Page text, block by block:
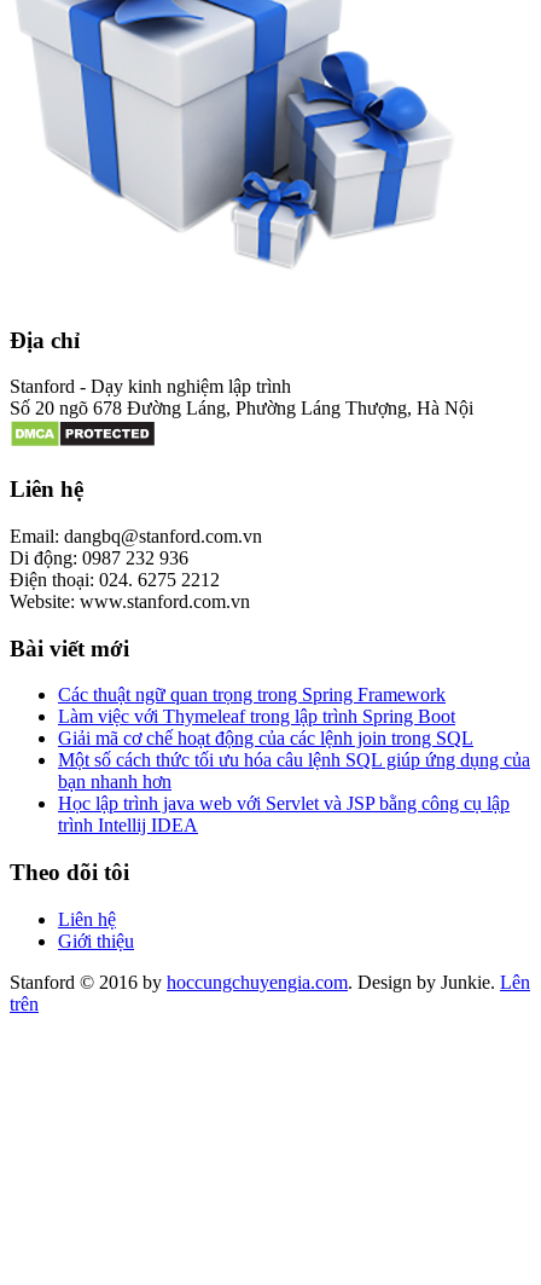
Địa chỉ
Stanford - Dạy kinh nghiệm lập trình
Số 20 ngõ 678 Đường Láng, Phường Láng Thượng, Hà Nội
Liên hệ
Email: dangbq@stanford.com.vn
Di động: 0987 232 936
Điện thoại: 024. 6275 2212
Website: www.stanford.com.vn
Bài viết mới
Các thuật ngữ quan trọng trong Spring Framework
Làm việc với Thymeleaf trong lập trình Spring Boot
Giải mã cơ chế hoạt động của các lệnh join trong SQL
Một số cách thức tối ưu hóa câu lệnh SQL giúp ứng dụng của
bạn nhanh hơn
Học lập trình java web với Servlet và JSP bằng công cụ lập
trình Intellij IDEA
Theo dõi tôi
Liên hệ
Giới thiệu
Stanford © 2016 by hoccungchuyengia.com. Design by Junkie. Lên
trên